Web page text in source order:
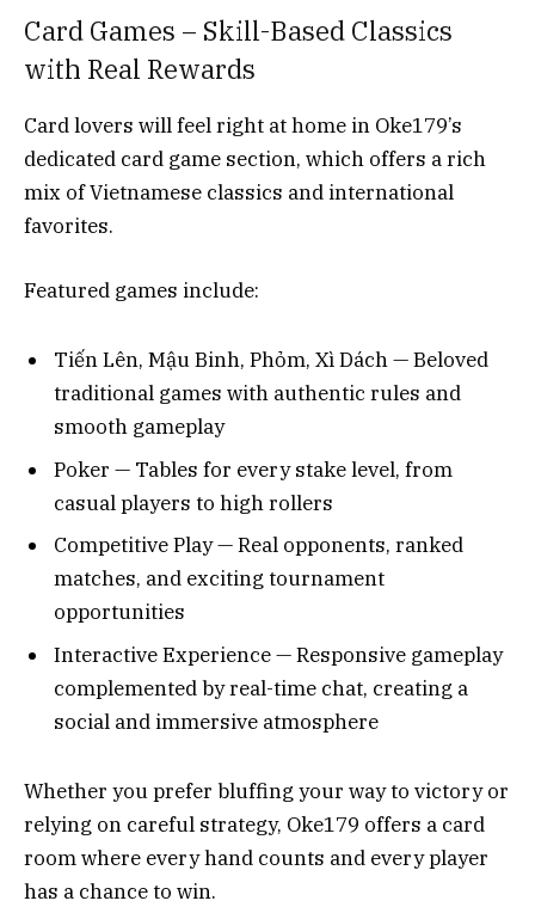
Card Games – Skill-Based Classics
with Real Rewards
Card lovers will feel right at home in Oke179’s
dedicated card game section, which offers a rich
mix of Vietnamese classics and international
favorites.
Featured games include:
Tiến Lên, Mậu Binh, Phỏm, Xì Dách — Beloved
traditional games with authentic rules and
smooth gameplay
Poker — Tables for every stake level, from
casual players to high rollers
Competitive Play — Real opponents, ranked
matches, and exciting tournament
opportunities
Interactive Experience — Responsive gameplay
complemented by real-time chat, creating a
social and immersive atmosphere
Whether you prefer bluffing your way to victory or
relying on careful strategy, Oke179 offers a card
room where every hand counts and every player
has a chance to win.